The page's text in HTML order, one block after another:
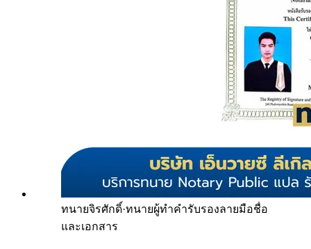
ทนายจิรศักดิ์·ทนายผู้ทำคำรับรองลายมือชื่อ
และเอกสาร